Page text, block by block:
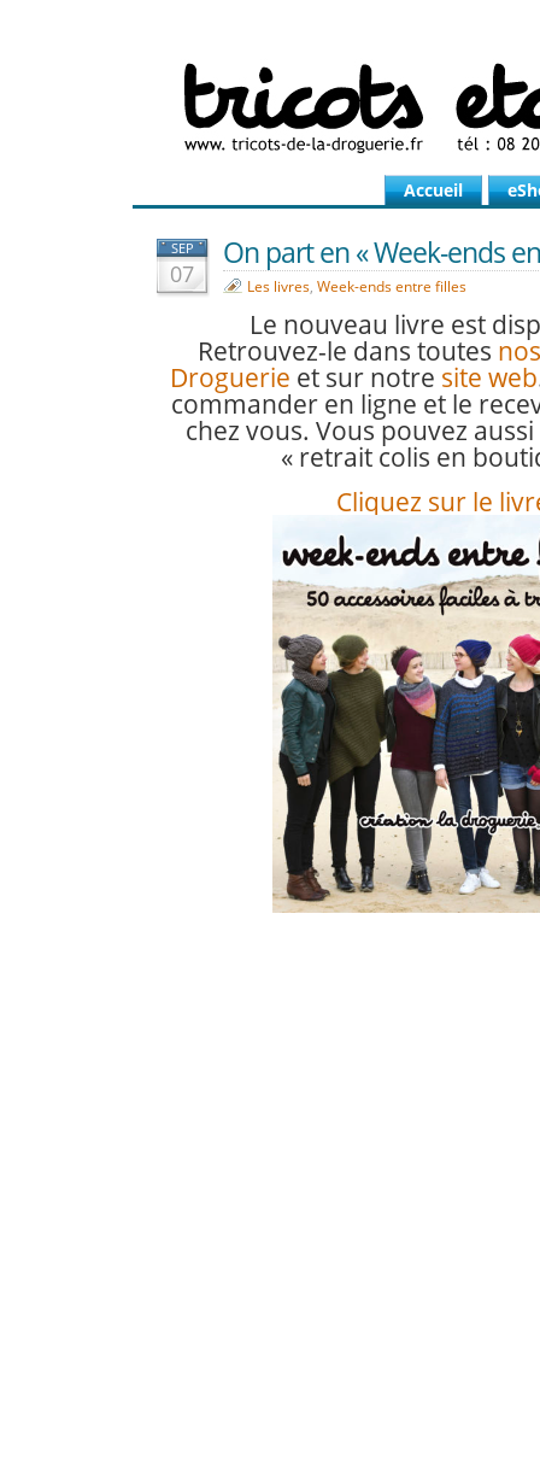
Accueil
SEP
07
On part en « Week-ends
Les livres, Week-ends entre filles
Le nouveau livre est
Retrouvez-le dans toutes
Droguerie et sur notre site web
commander en ligne et le
chez vous. Vous pouvez
« retrait colis en
Cliquez sur le